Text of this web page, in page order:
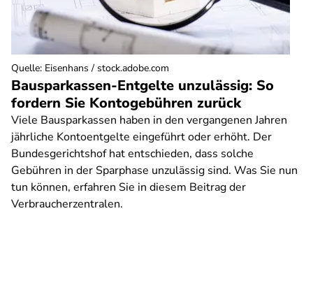
Bausparkassen-Entgelte unzulässig: So
fordern Sie Kontogebühren zurück
Viele Bausparkassen haben in den vergangenen Jahren
jährliche Kontoentgelte eingeführt oder erhöht. Der
Bundesgerichtshof hat entschieden, dass solche
Gebühren in der Sparphase unzulässig sind. Was Sie nun
tun können, erfahren Sie in diesem Beitrag der
Verbraucherzentralen.
Quelle: Eisenhans / stock.adobe.com